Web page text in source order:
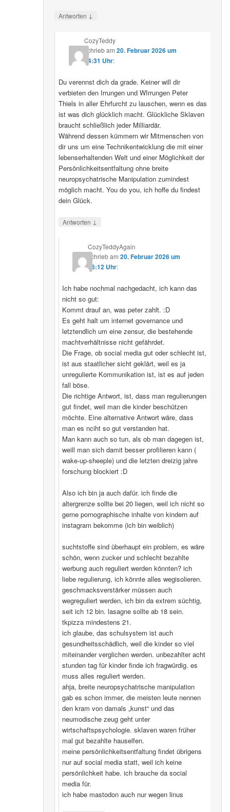
Antworten ↓
CozyTeddy
schriebam 20. Februar 2026 um
14:31 Uhr:
Du verennst dich da grade. Keiner will dir
verbieten den Irrungen und WIrrungen Peter
Thiels in aller Ehrfurcht zu lauschen, wenn es das
ist was dich glücklich macht. Glückliche Sklaven
braucht schließlich jeder Milliardär.
Während dessen kümmern wir Mitmenschen von
dir uns um eine Technikentwicklung die mit einer
lebenserhaltenden Welt und einer Möglichkeit der
Persönlichkeitsentfaltung ohne breite
neuropsychatrische Manipulation zumindest
möglich macht. You do you, ich hoffe du findest
dein Glück.
Antworten ↓
CozyTeddyAgain
schriebam20. Februar 2026 um
16:12 Uhr:
Ich habe nochmal nachgedacht, ich kann das
nicht so gut:
Kommt drauf an, was peter zahlt. :D
Es geht halt um internet governance und
letztendlich um eine zensur, die bestehende
machtverhältnisse nicht gefährdet.
Die Frage, ob social media gut oder schlecht ist,
ist aus staatlicher sicht geklärt, weil es ja
unregulierte Kommunikation ist, ist es auf jeden
fall böse.
Die richtige Antwort, ist, dass man regulierungen
gut findet, weil man die kinder beschützen
möchte. Eine alternative Antwort wäre, dass
man es nciht so gut verstanden hat.
Man kann auch so tun, als ob man dagegen ist,
weill man sich damit besser profilieren kann (
wake-up-sheeple) und die letzten dreizig jahre
forschung blockiert :D
Also ich bin ja auch dafür. ich finde die
altergrenze sollte bei 20 liegen, weil ich nicht so
gerne pornographische inhalte von kindern auf
instagram bekomme (ich bin weiblich)
suchtstoffe sind überhaupt ein problem, es wäre
schön, wenn zucker und schlecht bezahlte
werbung auch reguliert werden könnten? ich
liebe regulierung, ich könnte alles wegisolieren.
geschmacksverstärker müssen auch
wegreguliert werden, ich bin da extrem süchtig,
seit ich 12 bin. lasagne sollte ab 18 sein.
tkpizza mindestens 21.
ich glaube, das schulsystem ist auch
gesundheitsschädlich, weil die kinder so viel
miteinander verglichen werden. unbezahlter acht
stunden tag für kinder finde ich fragwürdig. es
muss alles reguliert werden.
ahja, breite neuropsychatrische manipulation
gab es schon immer, die meisten leute nennen
den kram von damals „kunst“ und das
neumodische zeug geht unter
wirtschaftspsychologie. sklaven waren früher
mal gut bezahlte hauselfen.
meine persönlichkeitsentfaltung findet übrigens
nur auf social media statt, weil ich keine
persönlichkeit habe. ich brauche da social
media für.
ich habe mastodon auch nur wegen linus